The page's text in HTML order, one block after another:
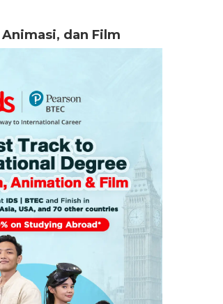
dan Film